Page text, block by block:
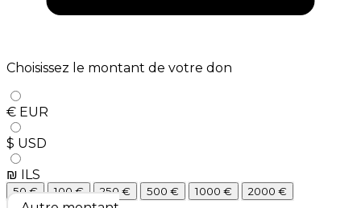
Choisissez le montant de votre don
€ EUR
$ USD
₪ ILS
50€ 100€ 250€ 500 € 1000 € 2000 €